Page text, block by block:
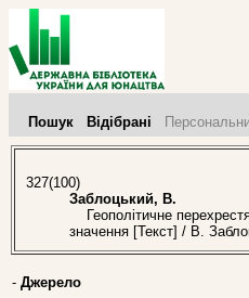
Пошук Відібрані
327(100)
Заблоцький, В.
Геополітичне перехрестя
значення [Текст] / В.
- Джерело